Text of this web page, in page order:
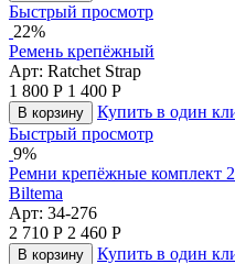
Быстрый просмотр
22%
Ремень крепёжный
Арт: Ratchet Strap
1 800 Р 1 400 Р
В корзину
Купить в один
Быстрый просмотр
9%
Ремни крепёжные комплект
Biltema
Арт: 34-276
2 710 Р 2 460 Р
В корзину
Купить в один